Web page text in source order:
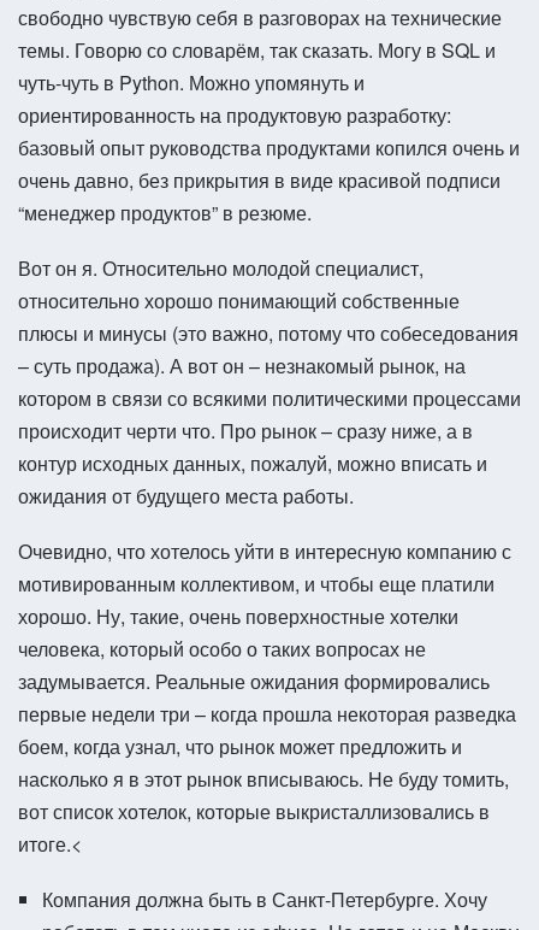
свободно чувствую себя в разговорах на технические
темы. Говорю со словарём, так сказать. Могу в SQL и
чуть-чуть в Python. Можно упомянуть и
ориентированность на продуктовую разработку:
базовый опыт руководства продуктами копился очень и
очень давно, без прикрытия в виде красивой подписи
“менеджер продуктов” в резюме.
Вот он я. Относительно молодой специалист,
относительно хорошо понимающий собственные
плюсы и минусы (это важно, потому что собеседования
– суть продажа). А вот он – незнакомый рынок, на
котором в связи со всякими политическими процессами
происходит черти что. Про рынок – сразу ниже, а в
контур исходных данных, пожалуй, можно вписать и
ожидания от будущего места работы.
Очевидно, что хотелось уйти в интересную компанию с
мотивированным коллективом, и чтобы еще платили
хорошо. Ну, такие, очень поверхностные хотелки
человека, который особо о таких вопросах не
задумывается. Реальные ожидания формировались
первые недели три – когда прошла некоторая разведка
боем, когда узнал, что рынок может предложить и
насколько я в этот рынок вписываюсь. Не буду томить,
вот список хотелок, которые выкристаллизовались в
итоге.<
Компания должна быть в Санкт-Петербурге. Хочу